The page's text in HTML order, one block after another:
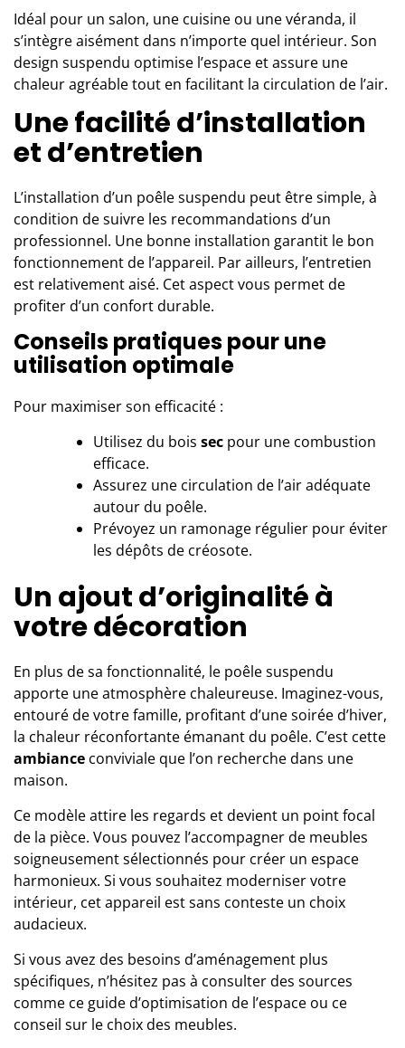
Idéal pour un salon, une cuisine ou une véranda, il
s’intègre aisément dans n’importe quel intérieur. Son
design suspendu optimise l’espace et assure une
chaleur agréable tout en facilitant la circulation de l’air.
Une facilité d’installation
et d’entretien
L’installation d’un poêle suspendu peut être simple, à
condition de suivre les recommandations d’un
professionnel. Une bonne installation garantit le bon
fonctionnement de l’appareil. Par ailleurs, l’entretien
est relativement aisé. Cet aspect vous permet de
profiter d’un confort durable.
Conseils pratiques pour une
utilisation optimale
Pour maximiser son efficacité :
Utilisez du bois sec pour une combustion
efficace.
Assurez une circulation de l’air adéquate
autour du poêle.
Prévoyez un ramonage régulier pour éviter
les dépôts de créosote.
Un ajout d’originalité à
votre décoration
En plus de sa fonctionnalité, le poêle suspendu
apporte une atmosphère chaleureuse. Imaginez-vous,
entouré de votre famille, profitant d’une soirée d’hiver,
la chaleur réconfortante émanant du poêle. C’est cette
ambiance conviviale que l’on recherche dans une
maison.
Ce modèle attire les regards et devient un point focal
de la pièce. Vous pouvez l’accompagner de meubles
soigneusement sélectionnés pour créer un espace
harmonieux. Si vous souhaitez moderniser votre
intérieur, cet appareil est sans conteste un choix
audacieux.
Si vous avez des besoins d’aménagement plus
spécifiques, n’hésitez pas à consulter des sources
comme ce guide d’optimisation de l’espace ou ce
conseil sur le choix des meubles.